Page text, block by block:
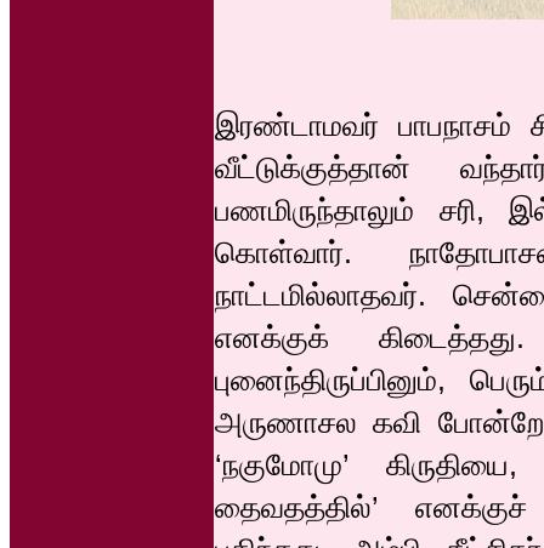
இரண்டாமவர்
வீட்டுக்குத்தான்
பணமிருந்தாலும் சரி,
கொள்வார்.
நாட்டமில்லாதவர்.
எனக்குக்
புனைந்திருப்பினும்,
அருணாசல கவி
‘நகுமோமு’
தைவதத்தில்’